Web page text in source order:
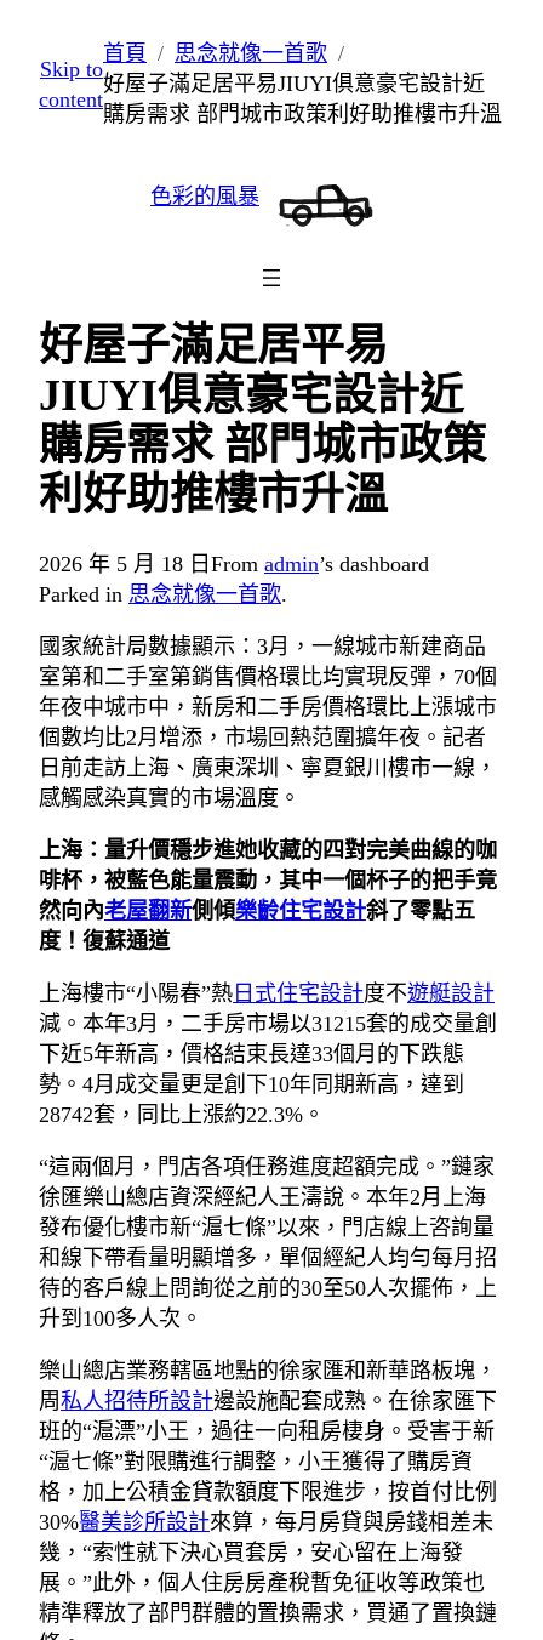
至
主
Skip to
content
首頁
思念就像一首歌
好屋子滿足居平易JIUYI俱意豪宅設計近
購房需求 部門城市政策利好助推樓市升溫
色彩的風暴
好屋子滿足居平易
JIUYI俱意豪宅設計近
購房需求 部門城市政策
利好助推樓市升溫
2026 年 5 月 18 日 From admin’s dashboard
Parked in 思念就像一首歌.
國家統計局數據顯示：3月，一線城市新建商品
室第和二手室第銷售價格環比均實現反彈，70個
年夜中城市中，新房和二手房價格環比上漲城市
個數均比2月增添，市場回熱范圍擴年夜。記者
日前走訪上海、廣東深圳、寧夏銀川樓市一線，
感觸感染真實的市場溫度。
上海：量升價穩步進她收藏的四對完美曲線的咖
啡杯，被藍色能量震動，其中一個杯子的把手竟
然向內老屋翻新側傾樂齡住宅設計斜了零點五
度！復蘇通道
上海樓市“小陽春”熱 日式住宅設計度不遊艇設計
減。本年3月，二手房市場以31215套的成交量創
下近5年新高，價格結束長達33個月的下跌態
勢。4月成交量更是創下10年同期新高，達到
28742套，同比上漲約22.3%。
“這兩個月，門店各項任務進度超額完成。”鏈家
徐匯樂山總店資深經紀人王濤說。本年2月上海
發布優化樓市新“滬七條”以來，門店線上咨詢量
和線下帶看量明顯增多，單個經紀人均勻每月招
待的客戶線上問詢從之前的30至50人次擺佈，上
升到100多人次。
樂山總店業務轄區地點的徐家匯和新華路板塊，
周私人招待所設計邊設施配套成熟。在徐家匯下
班的“滬漂”小王，過往一向租房棲身。受害于新
“滬七條”對限購進行調整，小王獲得了購房資
格，加上公積金貸款額度下限進步，按首付比例
30%醫美診所設計來算，每月房貸與房錢相差未
幾，“索性就下決心買套房，安心留在上海發
展。”此外，個人住房房產稅暫免征收等政策也
精準釋放了部門群體的置換需求，買通了置換鏈